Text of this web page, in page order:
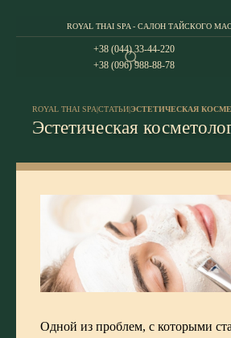
ROYAL THAI SPA - САЛОН ТАЙСКОГО
+38 (044) 33-44-220
+38 (096) 988-88-78
ROYAL THAI SPA|СТАТЬИ|ЭСТЕТИЧЕСКАЯ
Эстетическая
Одной из проблем, с которыми